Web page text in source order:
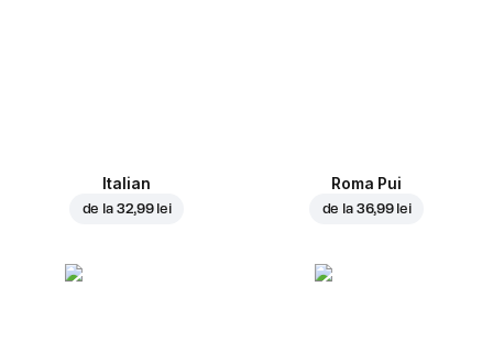
Italian
de la 32,99 lei
Roma Pui
de la 36,99 lei